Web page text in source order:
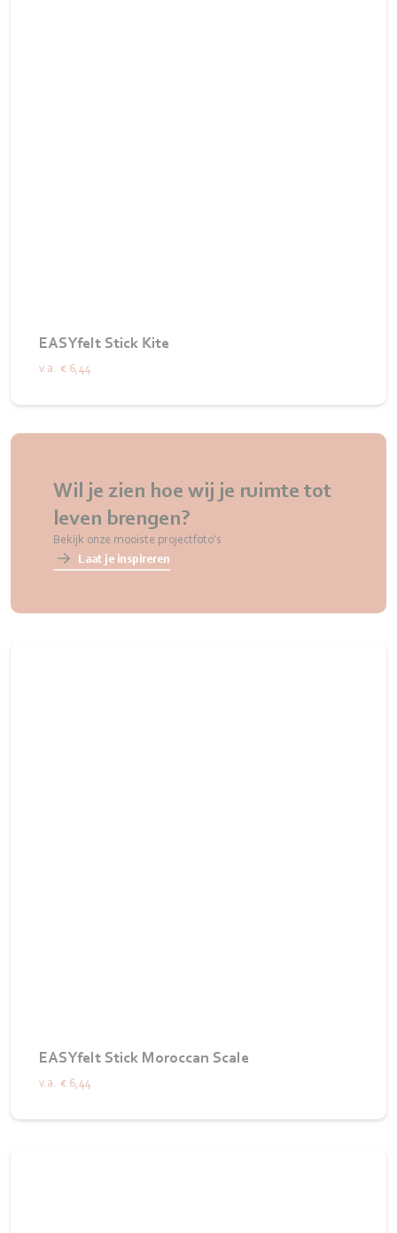
EASYfelt Stick Kite
v.a. € 6,44
Wil je zien hoe wij je ruimte tot
leven brengen?
Bekijk onze mooiste projectfoto's
Laat je inspireren
EASYfelt Stick Moroccan Scale
v.a. € 6,44